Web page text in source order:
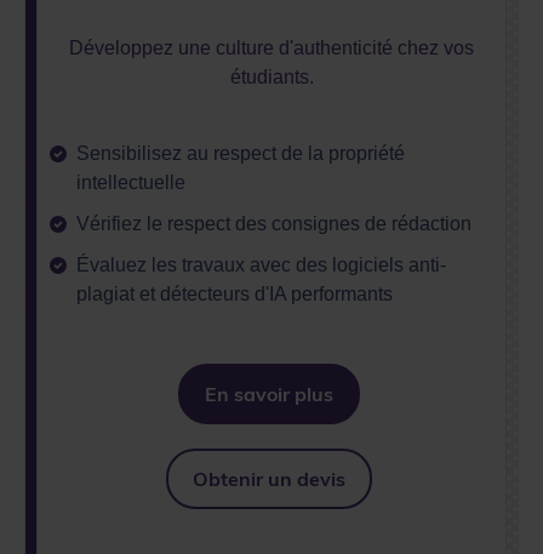
Développez une culture d'authenticité chez vos
étudiants.
Sensibilisez au respect de la propriété
intellectuelle
Vérifiez le respect des consignes de rédaction
Évaluez les travaux avec des logiciels anti-
plagiat et détecteurs d'IA performants
En savoir plus
Obtenir un devis